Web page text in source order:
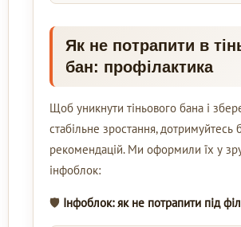
Як не потрапити в
бан: профілактика
Щоб уникнути тіньового бана і
стабільне зростання, дотримуйтесь
рекомендацій. Ми оформили їх у
інфоблок:
🛡️ Інфоблок: як не потрапити під